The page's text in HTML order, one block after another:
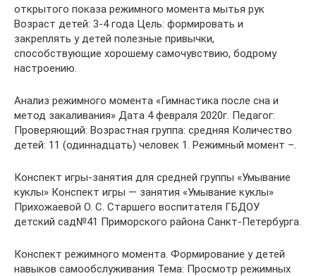
открытого показа режимного момента мытья рук
Возраст детей: 3-4 года Цель: формировать и
закреплять у детей полезные привычки,
способствующие хорошему самочувствию, бодрому
настроению.
Анализ режимного момента «Гимнастика после сна и
метод закаливания» Дата 4 февраля 2020г. Педагог:
Проверяющий: Возрастная группа: средняя Количество
детей: 11 (одиннадцать) человек 1. Режимный момент –.
Конспект игры-занятия для средней группы «Умывание
куклы» Конспект игры — занятия «Умывание куклы»
Прихожаевой О. С. Старшего воспитателя ГБДОУ
детский сад№41 Приморского района Санкт-Петербурга.
Конспект режимного момента. Формирование у детей
навыков самообслуживания Тема: Просмотр режимных